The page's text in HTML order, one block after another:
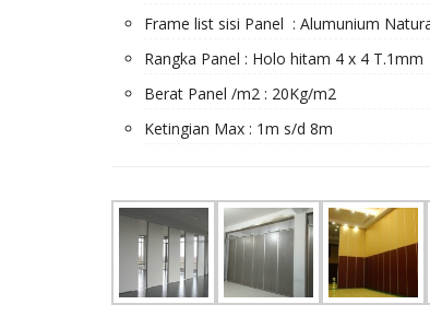
Frame list sisi Panel : Alumunium
Rangka Panel : Holo hitam 4 x 4 T.1mm
Berat Panel /m2 : 20Kg/m2
Ketingian Max : 1m s/d 8m